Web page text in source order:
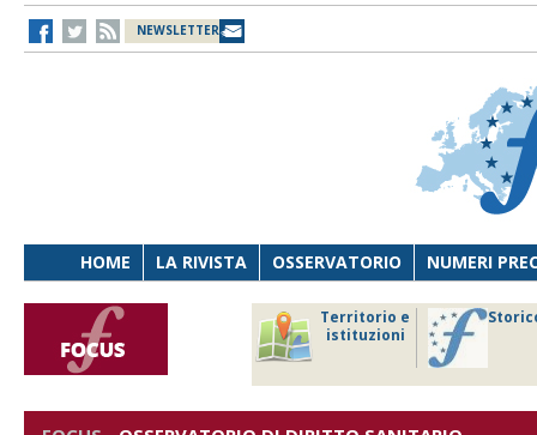
NEWSLETTER
HOME LA RIVISTA OSSERVATORIO NUMERI
Territorio e
istituzioni